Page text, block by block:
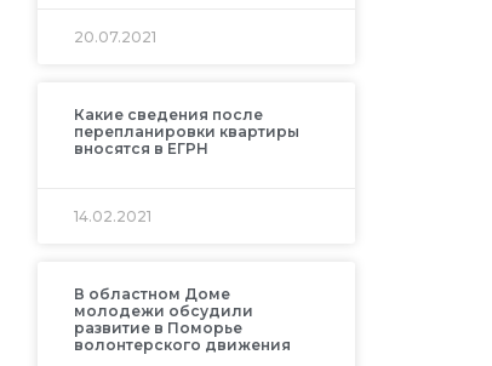
20.07.2021
Какие сведения после
перепланировки квартиры
вносятся в ЕГРН
14.02.2021
В областном Доме
молодежи обсудили
развитие в Поморье
волонтерского движения